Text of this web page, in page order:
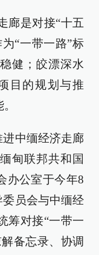
廊是对接“十五
“一带一路”标
健；皎漂深水
目的规划与推
进中缅经济走廊
甸联邦共和国
办公室于今年8
委员会与中缅经
筹对接“一带一
备忘录、协调